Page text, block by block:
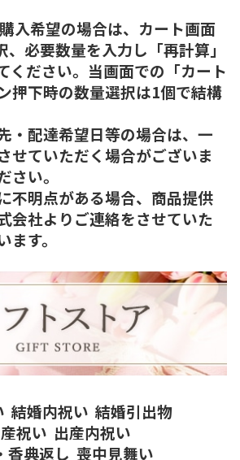
入希望の場合は、カート画面
必要数量を入力し「再計算」
ください。当画面での「カート
押下時の数量選択は1個で結構
・配達希望日等の場合は、一
せていただく場合がございま
さい。
不明点がある場合、商品提供
会社よりご連絡をさせていた
す。
結婚内祝い 結婚引出物
祝い 出産内祝い
香典返し 喪中見舞い